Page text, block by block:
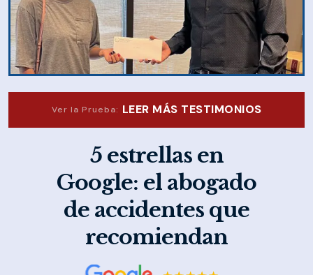
Ver la Prueba: LEER MÁS TESTIMONIOS
5 estrellas en
Google: el abogado
de accidentes que
recomiendan